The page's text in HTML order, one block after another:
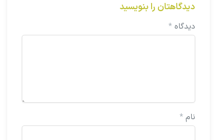
دیدگاهتان را بنویسید
دیدگاه *
نام *